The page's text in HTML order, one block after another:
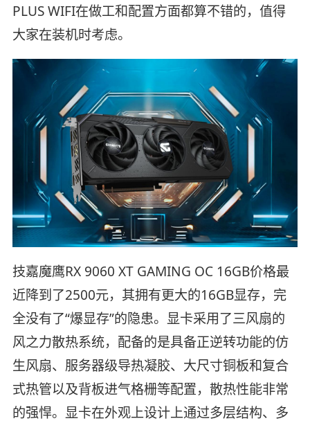
PLUS WIFI在做工和配置方面都算不错的，值得
大家在装机时考虑。
技嘉魔鹰RX 9060 XT GAMING OC 16GB价格最
近降到了2500元，其拥有更大的16GB显存，完
全没有了“爆显存”的隐患。显卡采用了三风扇的
风之力散热系统，配备的是具备正逆转功能的仿
生风扇、服务器级导热凝胶、大尺寸铜板和复合
式热管以及背板进气格栅等配置，散热性能非常
的强悍。显卡在外观上设计上通过多层结构、多